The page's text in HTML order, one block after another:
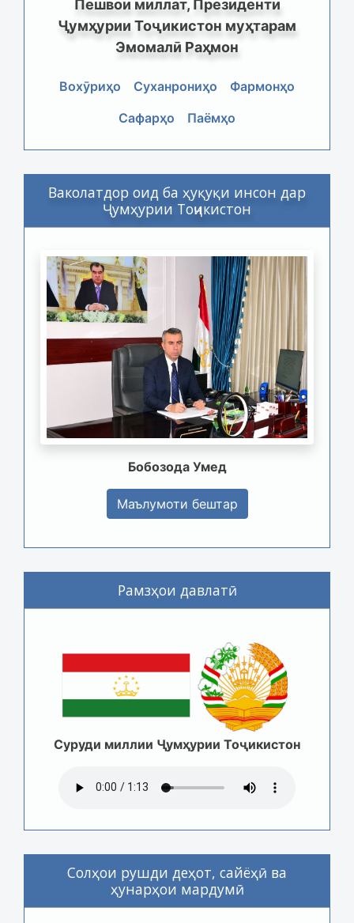
Пешвои миллат, Президенти
Ҷумҳурии Тоҷикистон муҳтарам
Эмомалӣ Раҳмон
Вохӯриҳо Суханрониҳо
Фармонҳо
Сафарҳо
Паёмҳо
Ваколатдор оид ба ҳуқуқи инсон дар
Ҷумҳурии Тоҷикистон
Бобозода Умед
Маълумоти бештар
Рамзҳои давлатӣ
Суруди миллии Ҷумҳурии Тоҷикистон
Солҳои рушди деҳот, сайёҳӣ ва
ҳунарҳои мардумӣ